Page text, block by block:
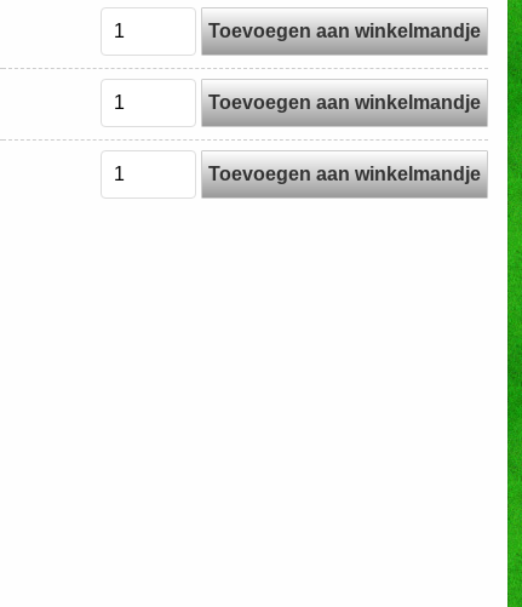
Toevoegen aan winkelmandje
Toevoegen aan winkelmandje
Toevoegen aan winkelmandje